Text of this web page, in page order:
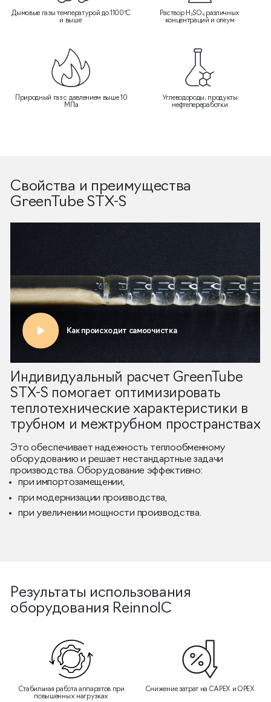
Дымовые газы температурой до 1100°C
и выше
Раствор H₂SO₄ различных
концентраций и олеум
Природный газ с давлением выше 10
МПа
Углеводороды, продукты
нефтепереработки
Свойства и преимущества
GreenTube STX-S
Индивидуальный расчет GreenTube
STX-S помогает оптимизировать
теплотехнические характеристики в
трубном и межтрубном пространствах
Это обеспечивает надежность теплообменному
оборудованию и решает нестандартные задачи
производства. Оборудование эффективно:
при импортозамещении,
при модернизации производства,
при увеличении мощности производства.
Результаты использования
оборудования ReinnolC
Стабильная работа аппаратов при
повышенных нагрузках
Снижение затрат на CAPEX и OPEX